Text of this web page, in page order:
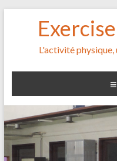
L'activité